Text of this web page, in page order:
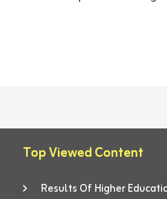
Top Viewed Content
Results Of Higher